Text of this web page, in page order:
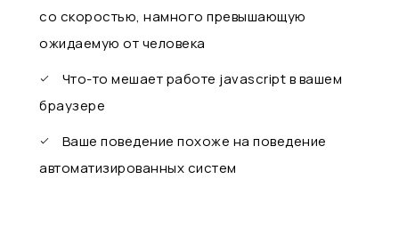
со скоростью, намного превышающую
ожидаемую от человека
Что-то мешает работе javascript в вашем
браузере
Ваше поведение похоже на поведение
автоматизированных систем